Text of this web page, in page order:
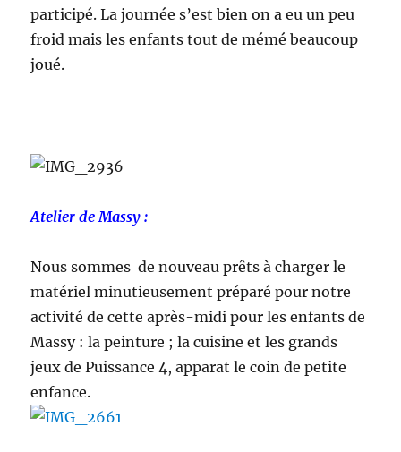
participé. La journée s’est bien on a eu un peu
froid mais les enfants tout de mémé beaucoup
joué.
Atelier de Massy :
Nous sommes de nouveau prêts à charger le
matériel minutieusement préparé pour notre
activité de cette après-midi pour les enfants de
Massy : la peinture ; la cuisine et les grands
jeux de Puissance 4, apparat le coin de petite
enfance.